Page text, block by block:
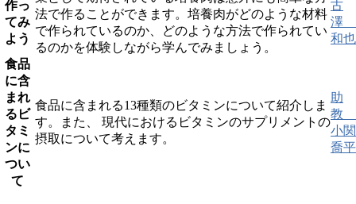
作っ
てみ
よう
法で作ることができます。培養肉がどのような材料
で作られているのか、どのような方法で作られてい
るのかを体験しながら学んでみましょう。
古
澤
和也
食品
に含
まれ
るビ
タミ
ンに
つい
て
食品に含まれる13種類のビタミンについて紹介しま
す。また、 現代におけるビタミンのサプリメントの
摂取について考えます。
助
教
小関
喬平